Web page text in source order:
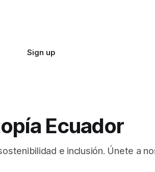
Sign up
Ecuador
e inclusión. Únete a